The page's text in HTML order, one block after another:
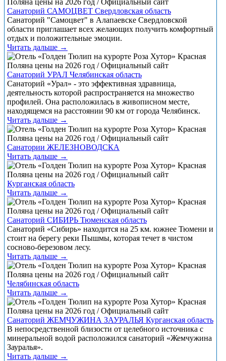
Санаторий САМОЦВЕТ Свердловская область
Санаторий "Самоцвет" в Алапаевске Свердловской
области приглашает всех желающих получить комфортный
отдых и положительные эмоции.
Читать дальше →
Санаторий УРАЛ Челябинская область
Санаторий «Урал» - это эффективная здравница,
деятельность которой распространяется на множество
профилей. Она расположилась в живописном месте,
находящемся на расстоянии 90 км от города Челябинск.
Читать дальше →
Санатории ЖЕЛЕЗНОВОДСКА
Читать дальше →
Курганская область
Читать дальше →
Санаторий СИБИРЬ Тюменская область
Санаторий «Сибирь» находится на 25 км. южнее Тюмени и
стоит на берегу реки Пышмы, которая течет в чистом
сосново-березовом лесу.
Читать дальше →
Челябинская область
Читать дальше →
Санаторий ЖЕМЧУЖИНА ЗАУРАЛЬЯ Курганская область
В непосредственной близости от целебного источника с
минеральной водой расположился санаторий «Жемчужина
Зауралья».
Читать дальше →